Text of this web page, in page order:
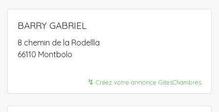
BARRY GABRIEL
8 chemin de la Rodellla
66110 Montbolo
↯ Créez votre annonce GitesChambres